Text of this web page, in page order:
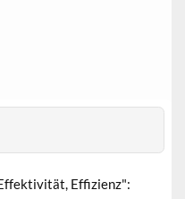
Effizienz":